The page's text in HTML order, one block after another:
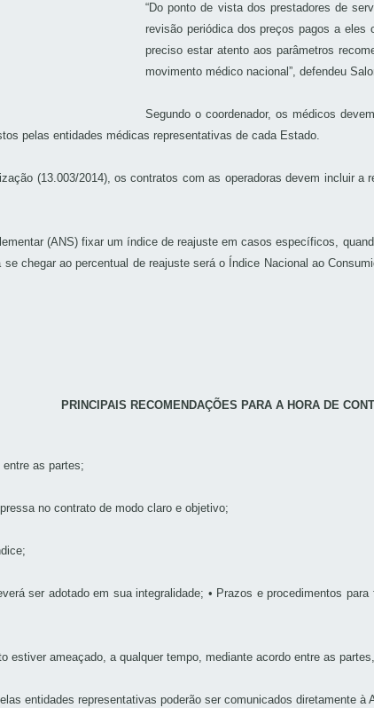
“Do ponto de vista dos prestadores de
revisão periódica dos preços pagos a eles
preciso estar atento aos parâmetros
movimento médico nacional”, defendeu
Segundo o coordenador, os médicos
pelas entidades médicas representativas de cada Estado.
(13.003/2014), os contratos com as operadoras devem incluir
(ANS) fixar um índice de reajuste em casos específicos,
chegar ao percentual de reajuste será o Índice Nacional ao
PRINCIPAIS RECOMENDAÇÕES PARA A HORA DE
as partes;
no contrato de modo claro e objetivo;
ser adotado em sua integralidade; • Prazos e procedimentos
ameaçado, a qualquer tempo, mediante acordo entre as
entidades representativas poderão ser comunicados diretamente à